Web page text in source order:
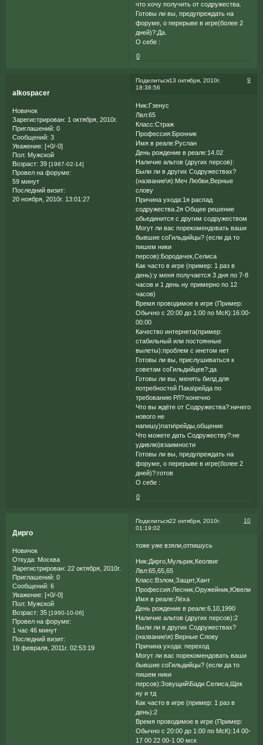
что хочу получить от содружества.
Готовы ли вы, предупреждать на
форуме, о перерыве в игре(более 2
дней)?:Да.
О себе :
0
Поделиться 9
13 октября, 2010г.
18:38:56
alkospacer
Новичок
Зарегистрирован: 1 октября, 2010г.
Приглашений: 0
Сообщений: 3
Уважение: [+0/-0]
Пол: Мужской
Возраст: 39 [1987-02-14]
Провел на форуме:
59 минут
Последний визит:
20 ноября, 2010г. 13:01:27
Ник:Гзенус
Лвл:65
Класс:Страж
Профессия:Бронник
Имя в реале:Руслан
День рождение в реале:14.02
Наличие альтов (других персов):
Были ли в других Содружествах?
(название\я):Меч Любви,Верные
слову
Причина ухода:1я распад
содружества.2я Общее решение
обьединится с другим содружеством
Могут ли вас порекомендовать ваши
бывшие соГильдийцы? (если да то
пишем ники
персов):Бородачек,Селиса
Как часто в игре (пример: 1 раз в
день):у меня получается 3 дня по 7-8
часов и 1 день ну примерно по 12
часов)
Время проводимое в игре (Пример:
Обычно с 20:00 до 1:00 по МсК):16:00-
00:00
Качество интернета(пример:
стабильный или постоянные
вылеты):проблем с инетом нет
Готовы ли вы, прислушиваться к
советам соГильдийцев?:да
Готовы ли вы, менять билд для
потребностей Пака\рейда по
требованию РЛ?:конечно
Что вы ждёте от Содружества?:ничего
нового не
напишу)пати\рейды,общение
Что можете дать Содружеству?:не
удивлю)взаимности
Готовы ли вы, предупреждать на
форуме, о перерыве в игре(более 2
дней)?:готов
О себе :
0
Поделиться 10
22 октября, 2010г.
01:19:02
Дирго
Новичок
Откуда: Москва
Зарегистрирован: 22 октября, 2010г.
Приглашений: 0
Сообщений: 6
Уважение: [+0/-0]
Пол: Мужской
Возраст: 35 [1990-10-06]
Провел на форуме:
1 час 46 минут
Последний визит:
19 февраля, 2011г. 02:53:19
тоже уже взяли,отпишусь
Ник:Дирго,Мульрик,Кеолвиг
Лвл:65,65,65
Класс:Взлом,Защит,Хант
Профессия:Лесник,Оружейник,Ювелир
Имя в реале:Лёха
День рождение в реале:6,10,1990
Наличие альтов (других персов):2
Были ли в других Содружествах?
(название\я):Верные Слову
Причина ухода: переход
Могут ли вас порекомендовать ваши
бывшие соГильдийцы? (если да то
пишем ники
персов):Зовущий\Бади.Селиса,Щек
ну и тд
Как часто в игре (пример: 1 раз в
день):2
Время проводимое в игре (Пример:
Обычно с 20:00 до 1:00 по МсК):14 00-
17 00 22 00-1 00 мск